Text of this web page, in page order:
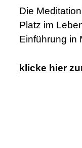
Die
Platz im
Einführung in
klicke hier